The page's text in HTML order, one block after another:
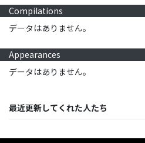
Compilations
データはありません。
Appearances
データはありません。
最近更新してくれた人たち